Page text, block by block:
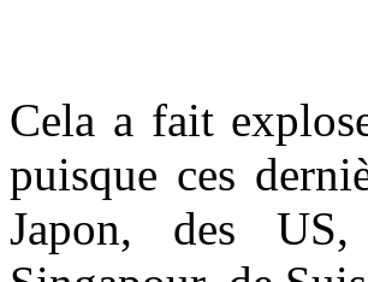
Cela a fait
puisque ces
Japon, des